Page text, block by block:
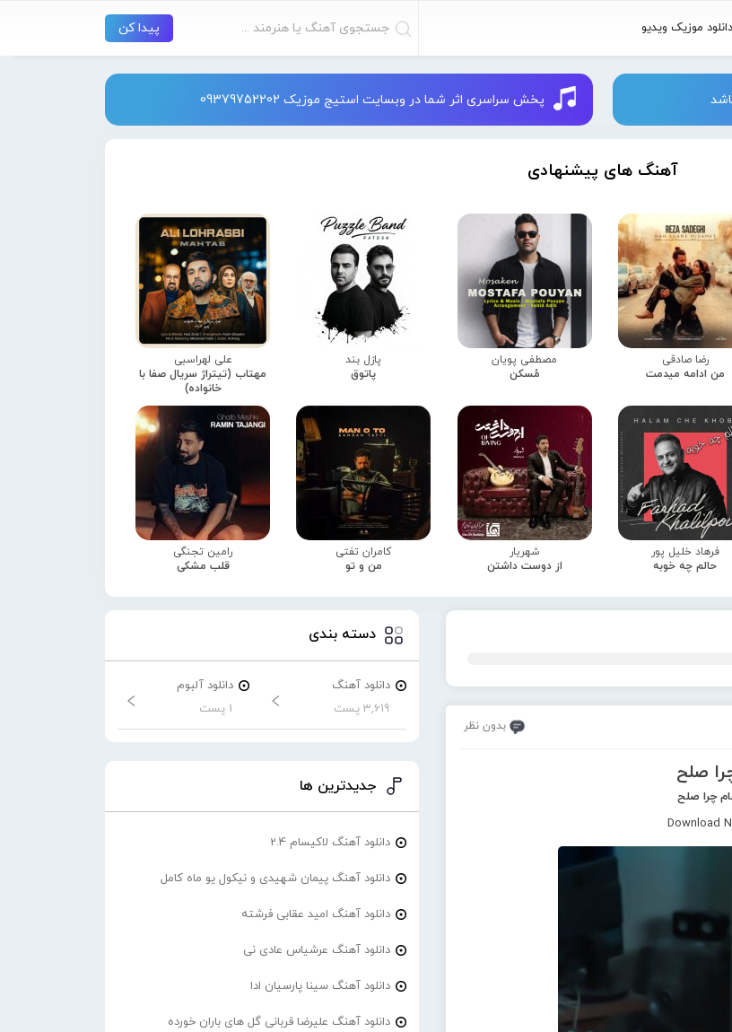
دانلود موزیک ویدیو
پخش سراسری اثر شما در وبسایت استیج موزیک 09379752202
آهنگ های پیشنهادی
رضا صادقی
من ادامه میدمت
مصطفی پویان
مُسکن
پازل بند
پاتوق
علی لهراسبی
مهتاب (تیتراژ سریال صفا با
خانواده)
فرهاد خلیل پور
حالم چه خوبه
شهریار
از دوست داشتن
کامران تفتی
من و تو
رامین تجنگی
قلب مشکی
بدون نظر
صلح
چرا صلح
Download
دسته بندی
دانلود آهنگ
3,619 پست
دانلود آلبوم
1 پست
جدیدترین ها
دانلود آهنگ لاکیسام 2.4
دانلود آهنگ پیمان شهیدی و نیکول یو ماه کامل
دانلود آهنگ امید عقابی فرشته
دانلود آهنگ عرشیاس عادی نی
دانلود آهنگ سینا پارسیان ادا
دانلود آهنگ علیرضا قربانی گل های باران خورده